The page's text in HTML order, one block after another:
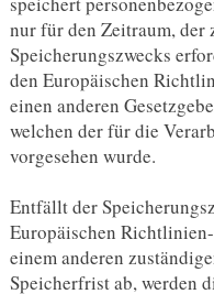
nur für den Zeitraum, der
Speicherungszwecks
den Europäischen
einen anderen
welchen der für die
vorgesehen wurde.
Entfällt der
Europäischen
einem anderen
Speicherfrist ab, werden